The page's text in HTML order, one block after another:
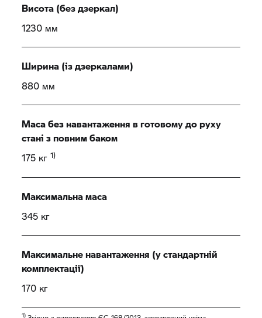
Висота (без дзеркал)
1230 мм
Ширина (із дзеркалами)
880 мм
Маса без навантаження в готовому до руху
стані з повним баком
175 кг 1)
Максимальна маса
345 кг
Максимальне навантаження (у стандартній
комплектації)
170 кг
1)